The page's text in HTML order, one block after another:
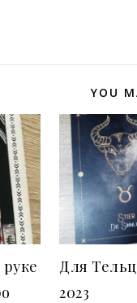
YOU
Для
2023